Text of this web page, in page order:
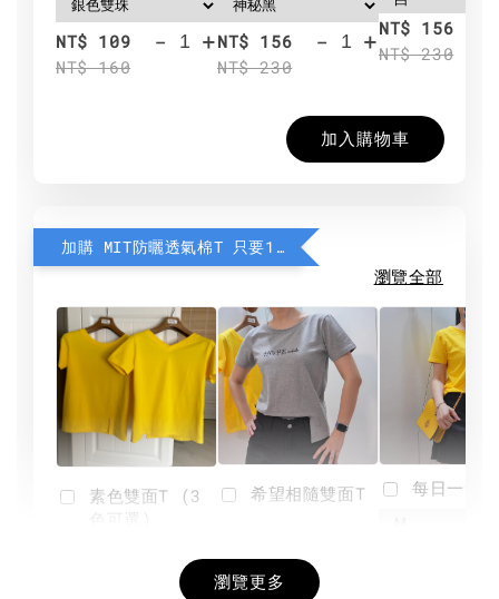
NT$ 109
NT$ 160
- +NT$ 156
NT$ 230
- +NT$ 156
NT$ 230
加入購物車
加購 MIT防曬透氣棉T 只要190元
瀏覽全部
素色雙面T (3
+
希望相隨雙面T
NT$ 190
-
每日一笑
瀏覽更多